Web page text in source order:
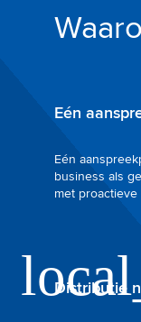
Eén
Eén
business als
met
Distributie